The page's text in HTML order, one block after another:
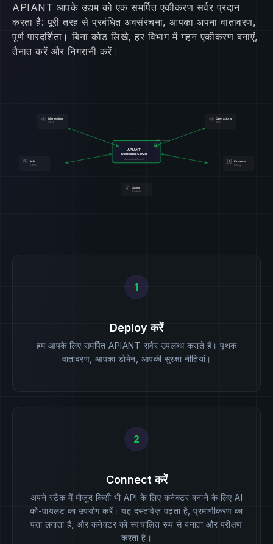
APIANT आपके उद्यम को एक समर्पित एकीकरण सर्वर प्रदान
करता है: पूरी तरह से प्रबंधित अवसंरचना, आपका अपना वातावरण,
पूर्ण पारदर्शिता। बिना कोड लिखे, हर विभाग में गहन एकीकरण बनाएं,
तैनात करें और निगरानी करें।
1
Deploy करें
हम आपके लिए समर्पित APIANT सर्वर उपलब्ध कराते हैं। पृथक
वातावरण, आपका डोमेन, आपकी सुरक्षा नीतियां।
2
Connect करें
अपने स्टैक में मौजूद किसी भी API के लिए कनेक्टर बनाने के लिए AI
को-पायलट का उपयोग करें। यह दस्तावेज़ पढ़ता है, प्रमाणीकरण का
पता लगाता है, और कनेक्टर को स्वचालित रूप से बनाता और परीक्षण
करता है।